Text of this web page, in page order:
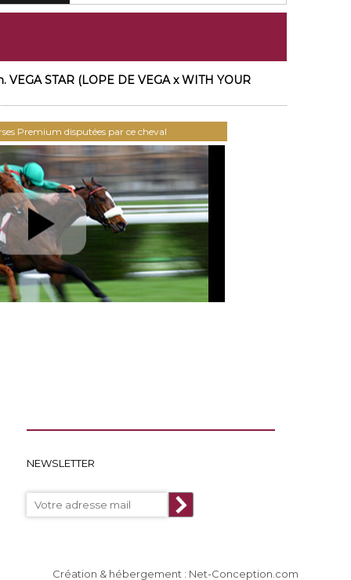
STAR (LOPE DE VEGA x WITH YOUR
Premium disputées par ce cheval
NEWSLETTER
Création & hébergement : Net-Conception.com